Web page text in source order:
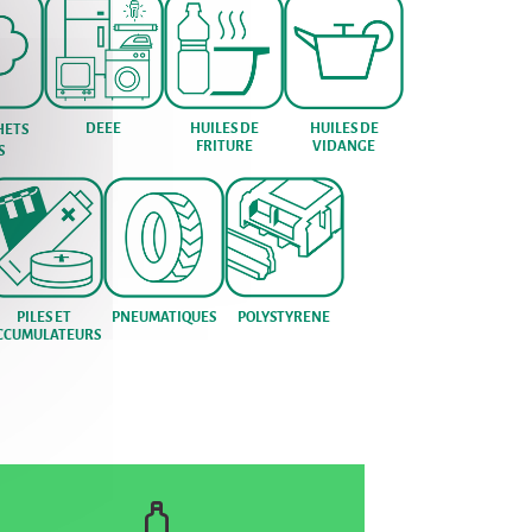
DEEE
HUILES DE
FRITURE
HUILES DE
VIDANGE
PILES ET
PNEUMATIQUES POLYSTYRENE